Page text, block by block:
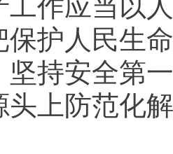
工作应当以
保护人民生
坚持安全第
头上防范化